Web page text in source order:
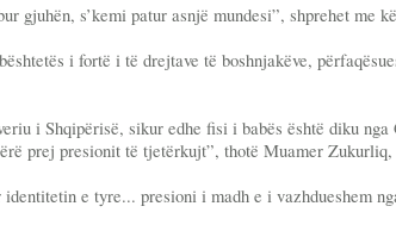
gjuhën, s’kemi patur asnjë mundesi”, shprehet me
i fortë i të drejtave të boshnjakëve,
i Shqipërisë, sikur edhe fisi i babës është diku
prej presionit të tjetërkujt”, thotë Muamer
e tyre... presioni i madh e i vazhdueshem